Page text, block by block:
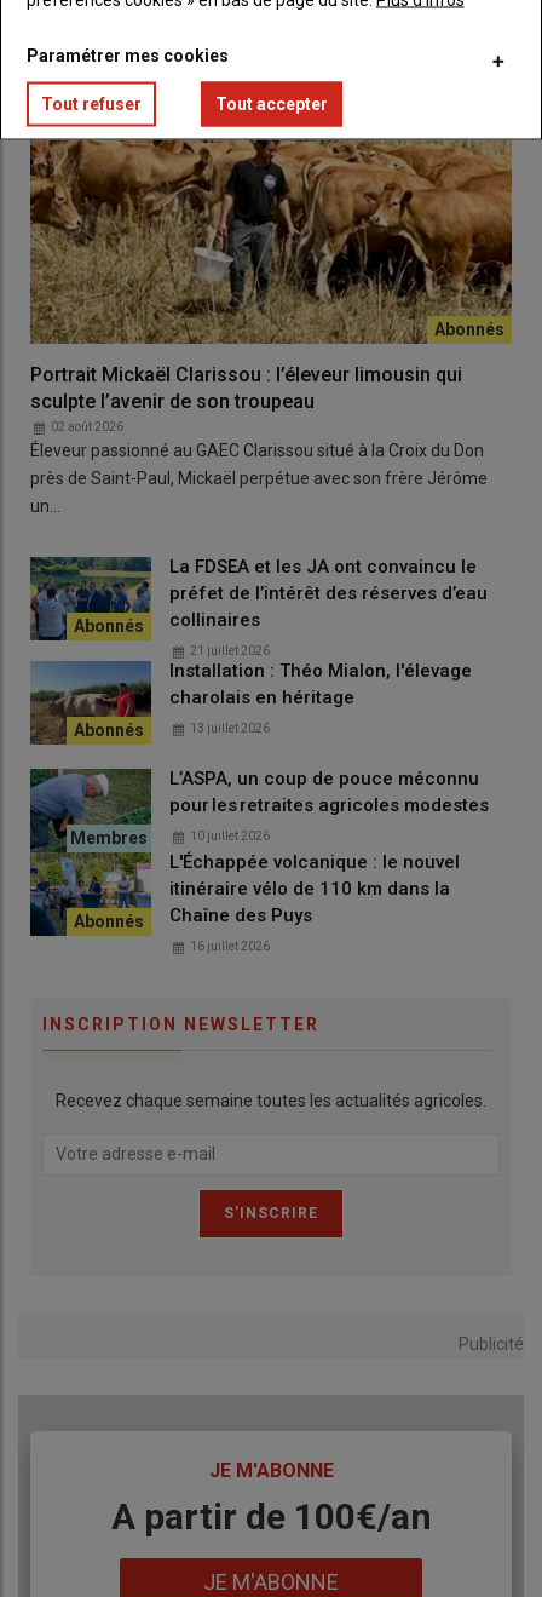
Portrait Mickaël Clarissou : l’éleveur limousin qui
sculpte l’avenir de son troupeau
02 août 2026
Éleveur passionné au GAEC Clarissou situé à la Croix du Don
près de Saint-Paul, Mickaël perpétue avec son frère Jérôme
un…
La FDSEA et les JA ont convaincu le
préfet de l’intérêt des réserves d’eau
collinaires
21 juillet 2026
Installation : Théo Mialon, l'élevage
charolais en héritage
13 juillet 2026
L’ASPA, un coup de pouce méconnu
pour les retraites agricoles modestes
10 juillet 2026
L'Échappée volcanique : le nouvel
itinéraire vélo de 110 km dans la
Chaîne des Puys
16 juillet 2026
INSCRIPTION NEWSLETTER
Recevez chaque semaine toutes les actualités agricoles.
Publicité
JE M'ABONNE
BodyA partir de 100€/an
JE M'ABONNE
Paramétrer mes cookies
Tout refuser Tout accepter